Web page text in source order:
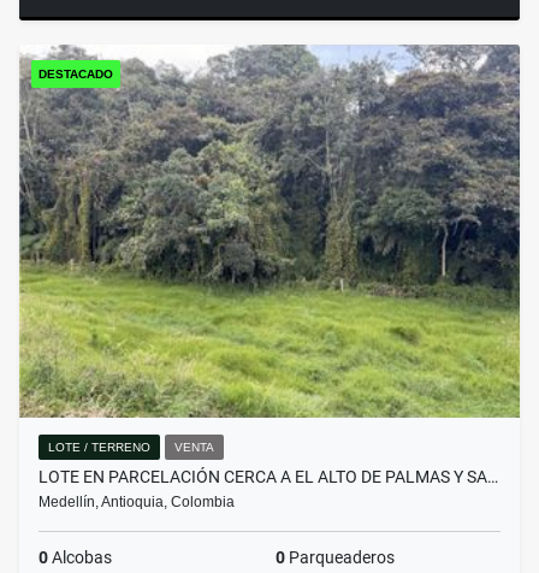
DESTACADO
LOTE / TERRENO VENTA
LOTE EN PARCELACIÓN CERCA A EL ALTO DE PALMAS Y SA…
Medellín, Antioquia, Colombia
0Alcobas 0 Parqueaderos